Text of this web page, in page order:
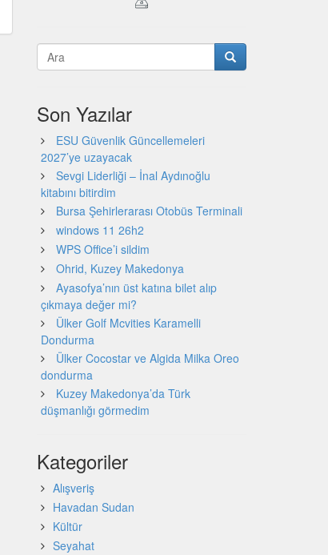
Son Yazılar
ESU Güvenlik Güncellemeleri
2027’ye uzayacak
Sevgi Liderliği – İnal Aydınoğlu
kitabını bitirdim
Bursa Şehirlerarası Otobüs Terminali
windows 11 26h2
WPS Office’i sildim
Ohrid, Kuzey Makedonya
Ayasofya’nın üst katına bilet alıp
çıkmaya değer mi?
Ülker Golf Mcvities Karamelli
Dondurma
Ülker Cocostar ve Algida Milka Oreo
dondurma
Kuzey Makedonya’da Türk
düşmanlığı görmedim
Kategoriler
Alışveriş
Havadan Sudan
Kültür
Seyahat